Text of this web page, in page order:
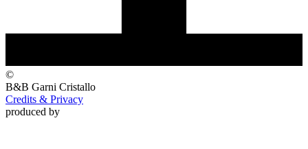
©
B&B Garni Cristallo
Credits & Privacy
produced by